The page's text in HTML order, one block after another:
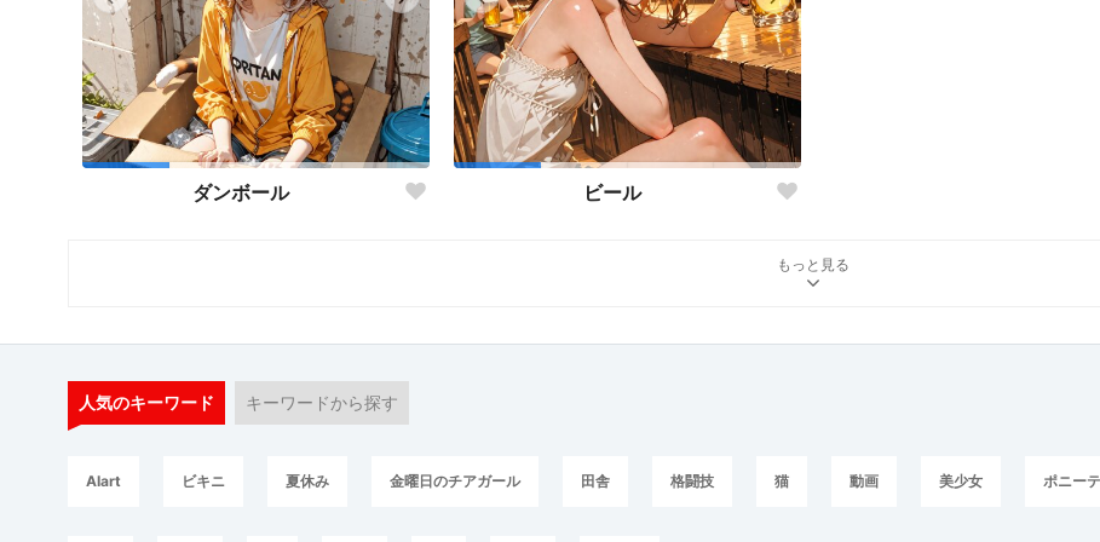
ダンボール ビール
もっと見る
人気のキーワード キーワードから探す
AIart ビキニ 夏休み 金曜日のチアガール 田舎 格闘技 猫 動画 美少女 ポニー